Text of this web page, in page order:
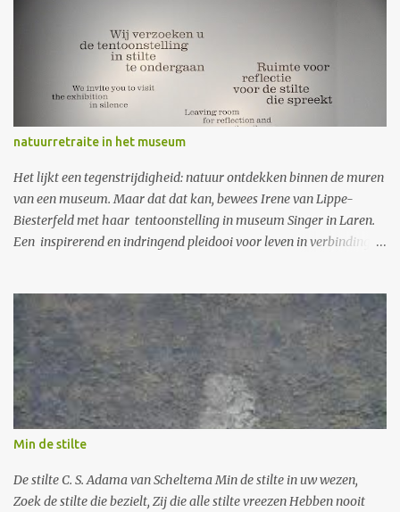
veel. In vaak heimweevolle teksten zingt ze vooral over haar
jeugd, geloof en de dood. Alsof ze steeds op zoek is omdat ze v
ergeten is naar wat zij heimwee heeft. Ik herinner me dat toen
een nichtje vlak na de geboorte overleed - ik was zelf nog kind -
mijn tante woorden van Liselore koos: Ach vogeltje, klein vogeltje
holte van mijn hand Je bent zo zachtjes dood gegaan Dat mijn
eigen hart haa...
natuurretraite in het museum
Het lijkt een tegenstrijdigheid: natuur ontdekken binnen de muren
van een museum. Maar dat dat kan, bewees Irene van Lippe-
Biesterfeld met haar tentoonstelling in museum Singer in Laren.
Een inspirerend en indringend pleidooi voor leven in verbinding
lopend door het Corversbos, het verschil tussen een vrouwtjesvink
en dito huismus ontdekte. Ik struinde vaak over de hei bij Laren
waar toen nog volop veldleeuweriken kwinkeleerden. Ook oefende
ik, eenmaal volwassen, op een bescheiden manier duurzaam
leven. Maar het eerste boek van Irene van Lippe-Biesterfeld,
Dialoog met de natuur (1995), ging aan mij voorbij. Ik ben bang
dat ik haar indertijd – ik zeg het met schaamte – wegzette als een
Ondertussen heeft prinses Irene niet stilgezeten. Ze richtte de
duurzaamheidsstichting NatuurCo...
Min de stilte
De stilte C. S. Adama van Scheltema Min de stilte in uw wezen,
Zoek de stilte die bezielt, Zij die alle stilte vreezen Hebben nooit